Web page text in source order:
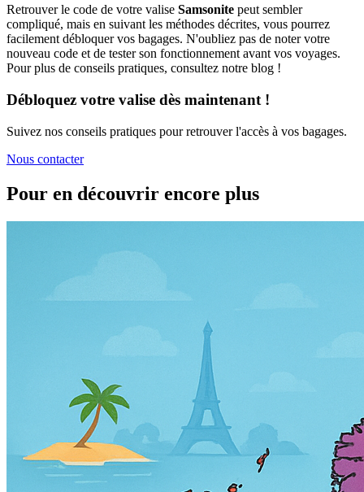
Retrouver le code de votre valise Samsonite peut sembler
compliqué, mais en suivant les méthodes décrites, vous pourrez
facilement débloquer vos bagages. N'oubliez pas de noter votre
nouveau code et de tester son fonctionnement avant vos voyages.
Pour plus de conseils pratiques, consultez notre blog !
Débloquez votre valise dès maintenant !
Suivez nos conseils pratiques pour retrouver l'accès à vos bagages.
Nous contacter
Pour en découvrir encore plus